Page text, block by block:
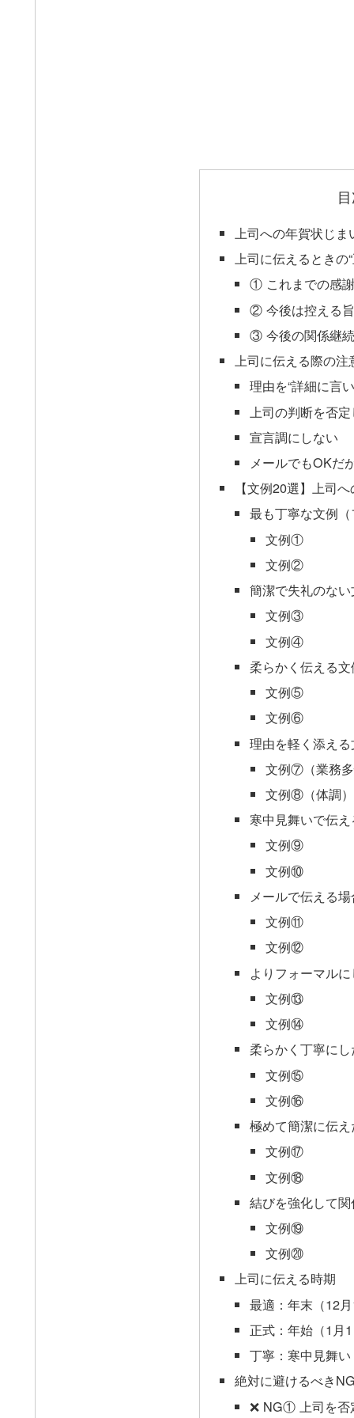
上司への年賀状じ
上司に伝えるときの
① これまでの感
② 今後は控える
③ 今後の関係継
上司に伝える際の
理由を“詳細に言
上司の判断を否
宣言調にしない
メールでもOKだ
【文例20選】上司
最も丁寧な文例
文例①
文例②
簡潔で失礼のな
文例③
文例④
柔らかく伝える
文例⑤
文例⑥
理由を軽く添え
文例⑦（業務
文例⑧（体調）
寒中見舞いで伝
文例⑨
文例⑩
メールで伝える
文例⑪
文例⑫
よりフォーマル
文例⑬
文例⑭
柔らかく丁寧に
文例⑮
文例⑯
極めて簡潔に伝
文例⑰
文例⑱
結びを強化して
文例⑲
文例⑳
上司に伝える時期
最適：年末（12
正式：年始（1月
丁寧：寒中見舞
絶対に避けるべき
❌ NG① 上司を否